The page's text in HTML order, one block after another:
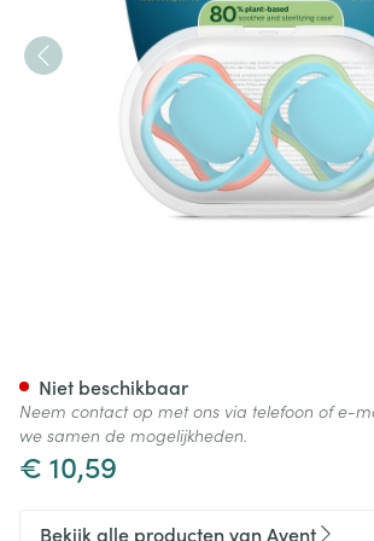
€ 10,59
Niet beschikbaar
Neem contact op met ons via telefoon of e-
we samen de mogelijkheden.
Bekijk alle producten van Avent